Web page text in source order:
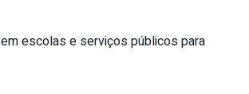
escolas e serviços públicos para